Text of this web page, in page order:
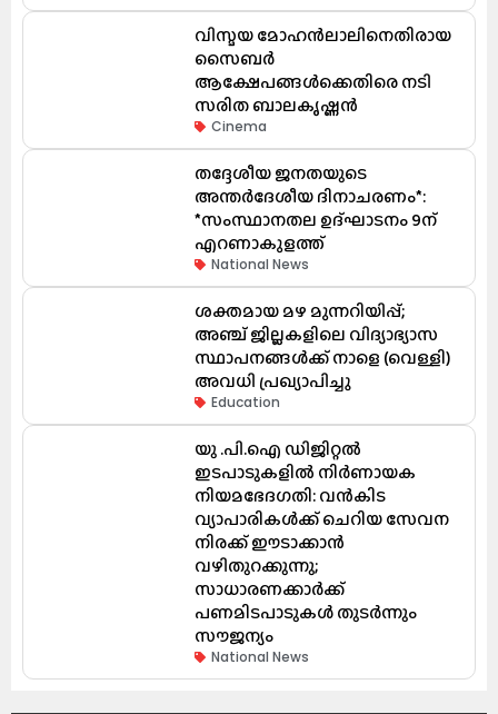
വിസ്മയ മോഹൻലാലിനെതിരായ
സൈബർ
ആക്ഷേപങ്ങൾക്കെതിരെ നടി
സരിത ബാലകൃഷ്ണൻ
Cinema
തദ്ദേശീയ ജനതയുടെ
അന്തർദേശീയ ദിനാചരണം*:
*സംസ്ഥാനതല ഉദ്ഘാടനം 9ന്
എറണാകുളത്ത്
National News
ശക്തമായ മഴ മുന്നറിയിപ്പ്;
അഞ്ച് ജില്ലകളിലെ വിദ്യാഭ്യാസ
സ്ഥാപനങ്ങൾക്ക് നാളെ (വെള്ളി)
അവധി പ്രഖ്യാപിച്ചു
Education
യു .പി.ഐ ഡിജിറ്റൽ
ഇടപാടുകളിൽ നിർണായക
നിയമഭേദഗതി: വൻകിട
വ്യാപാരികൾക്ക് ചെറിയ സേവന
നിരക്ക് ഈടാക്കാൻ
വഴിതുറക്കുന്നു;
സാധാരണക്കാർക്ക്
പണമിടപാടുകൾ തുടർന്നും
സൗജന്യം
National News